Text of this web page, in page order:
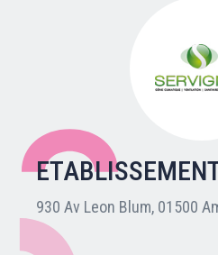
Nos adhérents
Carte du réseau
930 Av Leon Blum, 01500